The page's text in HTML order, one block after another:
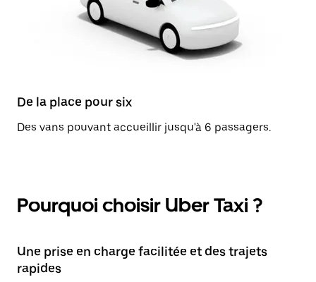
De la place pour six
Des vans pouvant accueillir jusqu'à 6 passagers.
Pourquoi choisir Uber Taxi ?
Une prise en charge facilitée et des trajets
rapides